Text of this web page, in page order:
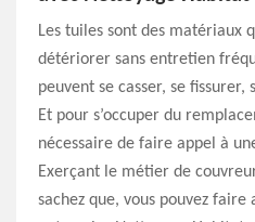
Les tuiles sont des matériaux
détériorer sans entretien
peuvent se casser, se
Et pour s’occuper du
nécessaire de faire appel à
Exerçant le métier de
sachez que, vous pouvez